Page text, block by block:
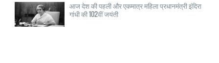
आज देश की पहली और एकमात्र महिला प्रधानमंत्री इंदिरा
गांधी की 102वीं जयंती